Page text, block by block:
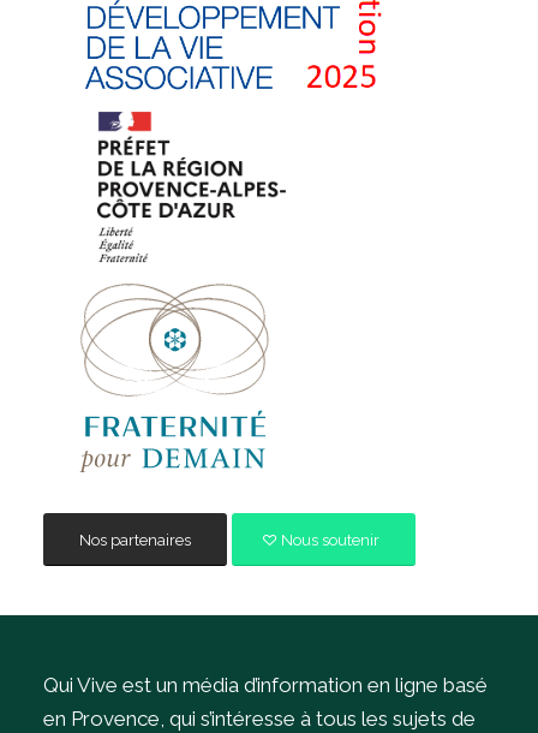
Nos partenaires Nous soutenir
Qui Vive est un média d’information en ligne basé
en Provence, qui s’intéresse à tous les sujets de